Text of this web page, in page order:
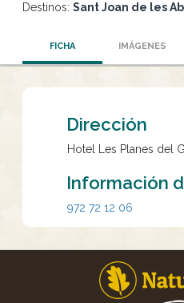
Destinos: Sant Joan de les
FICHA IMÁGENES
Dirección
Hotel Les Planes del
Información
972 72 12 06